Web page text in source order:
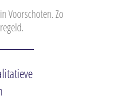
Voorschoten. Zo